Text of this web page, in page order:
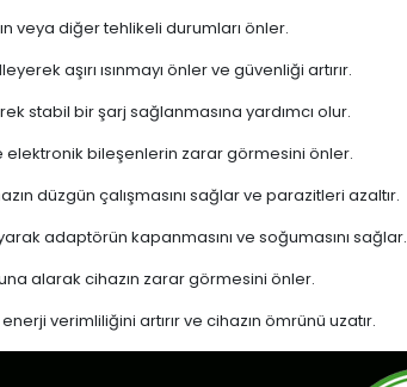
veya diğer tehlikeli durumları önler.
aşırı ısınmayı önler ve güvenliği artırır.
stabil bir şarj sağlanmasına yardımcı olur.
elektronik bileşenlerin zarar görmesini önler.
düzgün çalışmasını sağlar ve parazitleri azaltır.
adaptörün kapanmasını ve soğumasını sağlar.
alarak cihazın zarar görmesini önler.
verimliliğini artırır ve cihazın ömrünü uzatır.